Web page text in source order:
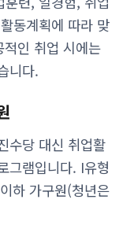
동계획에 따라 맞
인 취업 시에는
니다.
수당 대신 취업활
그램입니다. I유형
하 가구원(청년은